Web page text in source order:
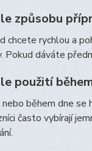
způsobu
chcete rychlou a
Pokud dáváte
použití
nebo během dne se
často vybírají